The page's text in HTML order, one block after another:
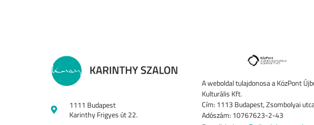
1111 Budapest
Karinthy Frigyes út 22.
A weboldal tulajdonosa a KözPont
Kulturális Kft.
Cím: 1113 Budapest, Zsombolyai
Adószám: 10767623-2-43